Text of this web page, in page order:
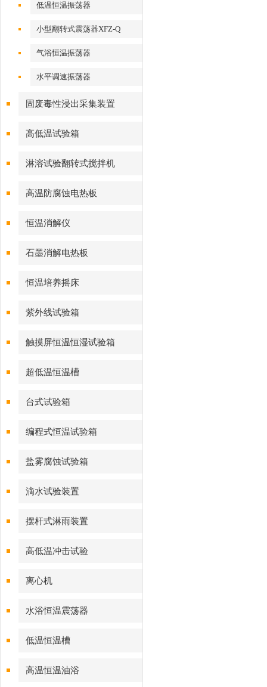
低温恒温振荡器
小型翻转式震荡器XFZ-Q
气浴恒温振荡器
水平调速振荡器
固废毒性浸出采集装置
高低温试验箱
淋溶试验翻转式搅拌机
高温防腐蚀电热板
恒温消解仪
石墨消解电热板
恒温培养摇床
紫外线试验箱
触摸屏恒温恒湿试验箱
超低温恒温槽
台式试验箱
编程式恒温试验箱
盐雾腐蚀试验箱
滴水试验装置
摆杆式淋雨装置
高低温冲击试验
离心机
水浴恒温震荡器
低温恒温槽
高温恒温油浴